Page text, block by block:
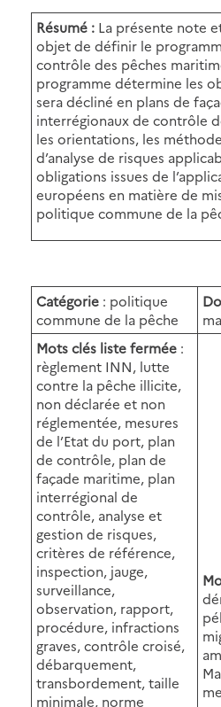
Résumé : La présente note
objet de définir le
contrôle des pêches
programme détermine les
sera décliné en plans de
interrégionaux de contrôle
les orientations, les
d’analyse de risques
obligations issues de
européens en matière de
politique commune de la
Catégorie : politique
commune de la pêche
Mots clés liste fermée :
règlement INN, lutte
contre la pêche illicite,
non déclarée et non
réglementée, mesures
de l’Etat du port, plan
de contrôle, plan de
façade maritime, plan
interrégional de
contrôle, analyse et
gestion de risques,
critères de référence,
inspection, jauge,
surveillance,
observation, rapport,
procédure, infractions
graves, contrôle croisé,
débarquement,
transbordement, taille
minimale, norme